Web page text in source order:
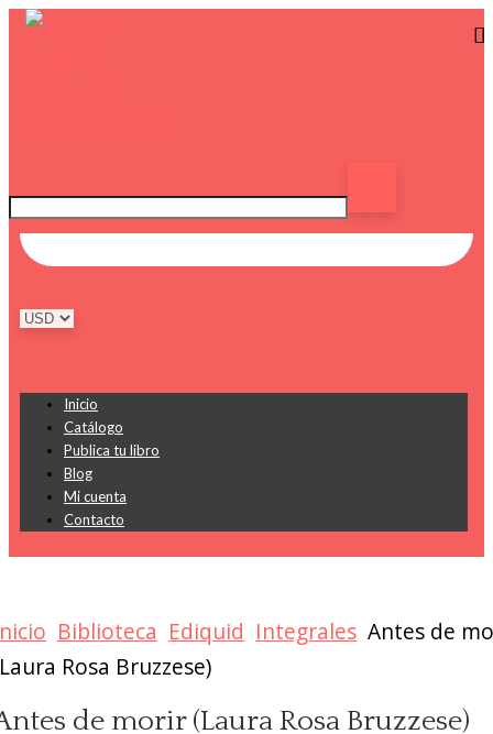
Inicio
Catálogo
Publica tu libro
Blog
Mi cuenta
Contacto
Biblioteca Ediquid Integrales Antes de
Rosa Bruzzese)
de morir (Laura Rosa Bruzzese)